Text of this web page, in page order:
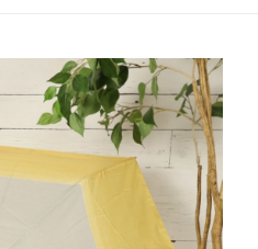
大用戶可立即使用無須另外申請。
單成立後會自動跳轉到大哥付的交易
期數、繳款截止日，確認付款後即完
請依後續交易確認頁面所載為準。
易或遇審核未通過，訂單將自動取
示未達大哥付你分期系統評分，恕無
付款」的支付方式。 讓您購物簡單便
、不需儲值。
即可結帳。
款。
免運費